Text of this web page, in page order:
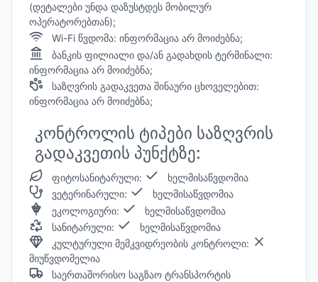
(დეტალები უნდა დაზუსტდეს მობილურ
ოპერატორებთან);
Wi-Fi წვდომა: ინფორმაცია არ მოიძებნა;
ბანკის ფილიალი და/ან გადახდის ტერმინალი:
ინფორმაცია არ მოიძებნა;
საზღვრის გადაკვეთა შინაური ცხოველებით:
ინფორმაცია არ მოიძებნა;
კონტროლის ტიპები საზღვრის
გადაკვეთის პუნქტზე:
ფიტოსანიტარული:
ხელმისაწვდომია
ვეტერინარული:
ხელმისაწვდომია
ეკოლოგიური:
ხელმისაწვდომია
სანიტარული:
ხელმისაწვდომია
კულტურული მემკვიდრეობის კონტროლი:
მიუწვდომელია
საერთაშორისო საგზაო ტრანსპორტის